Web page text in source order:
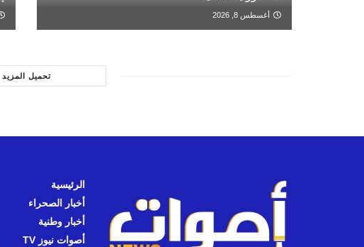
أغسطس 8, 2026
تحميل المزيد
الرئيسية
أخبار الصحراء
أخبار وطنية
أصوات نيوز TV